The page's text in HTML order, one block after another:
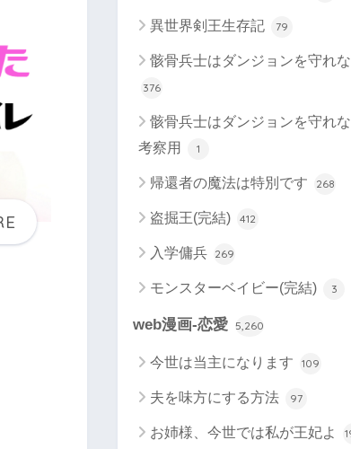
異世界剣王生存記 79
骸骨兵士はダンジョンを守れ
376
骸骨兵士はダンジョンを守れな
考察用
1
帰還者の魔法は特別です 268
盗掘王(完結) 412
入学傭兵 269
モンスターベイビー(完結) 3
web漫画-恋愛 5,260
今世は当主になります 109
夫を味方にする方法 97
お姉様、今世では私が王妃よ